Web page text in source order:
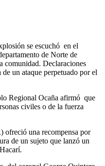
se escuchó en el
de Norte de
comunidad. Declaraciones
un ataque perpetuado por el
Regional Ocaña afirmó que
civiles o de la fuerza
una recompensa por
de un sujeto que lanzó un